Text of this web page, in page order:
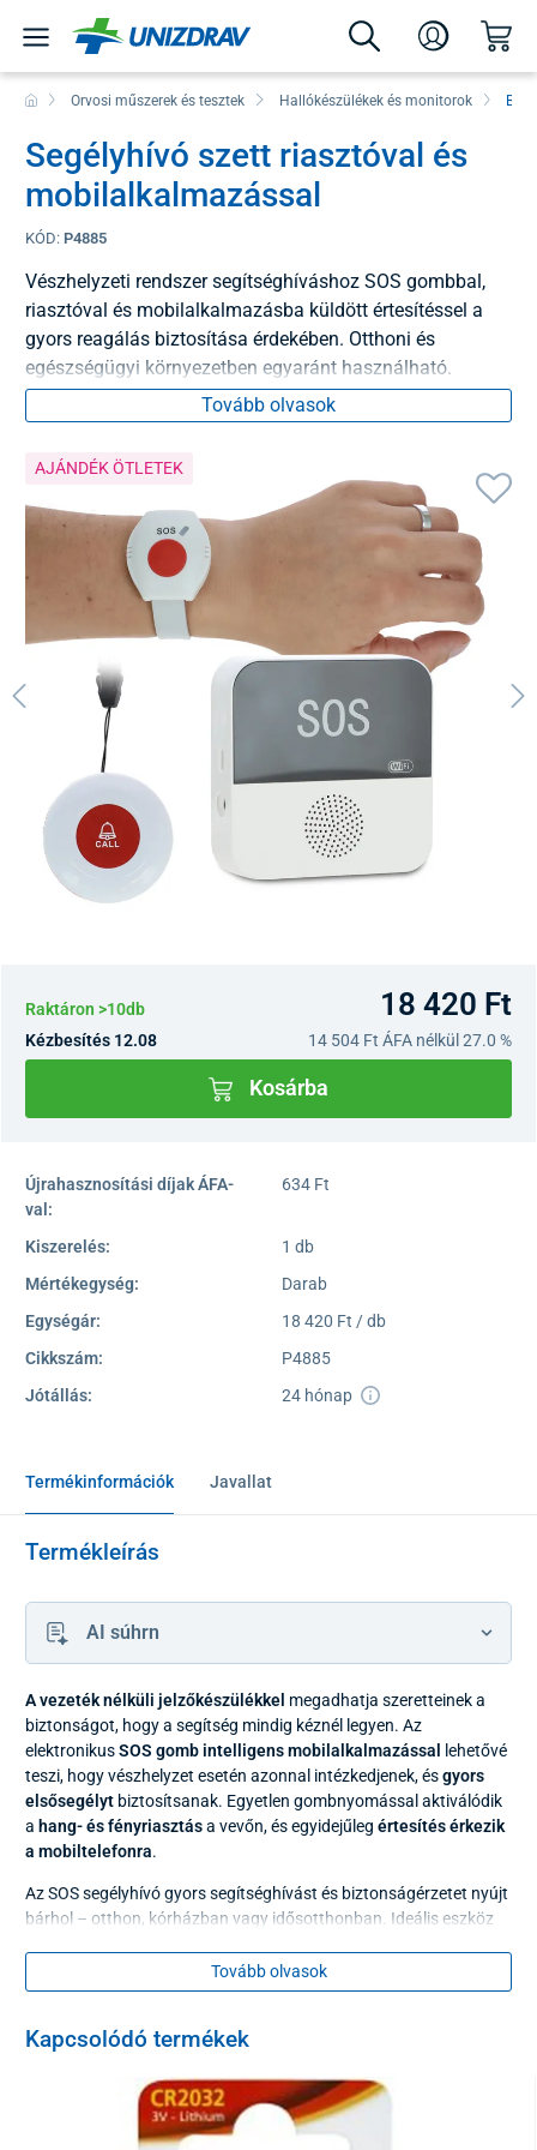
Orvosi műszerek és tesztek Hallókészülékek és monitorok
Segélyhívó szett riasztóval és
mobilalkalmazással
KÓD: P4885
Vészhelyzeti rendszer segítséghíváshoz SOS gombbal,
riasztóval és mobilalkalmazásba küldött értesítéssel a
gyors reagálás biztosítása érdekében. Otthoni és
egészségügyi környezetben egyaránt használható.
Tovább olvasok
AJÁNDÉK ÖTLETEK
Raktáron >10db 18 420 Ft
Kézbesítés 12.08 14 504 Ft ÁFA nélkül 27.0 %
Kosárba
Újrahasznosítási díjak ÁFA-
val:
634 Ft
Kiszerelés:
1 db
Mértékegység:
Darab
Egységár:
18 420 Ft / db
Cikkszám:
P4885
Jótállás:
24 hónap
Termékinformációk Javallat
Termékleírás
AI súhrn
A vezeték nélküli jelzőkészülékkel megadhatja szeretteinek a
biztonságot, hogy a segítség mindig kéznél legyen. Az
elektronikusSOS gomb intelligens mobilalkalmazással lehetővé
teszi, hogy vészhelyzet esetén azonnal intézkedjenek, ésgyors
elsősegélyt biztosítsanak. Egyetlen gombnyomással aktiválódik
a hang- és fényriasztása vevőn, és egyidejűleg értesítés érkezik
a mobiltelefonra.
Az SOS segélyhívó gyors segítséghívást és biztonságérzetet nyújt
bárhol – otthon, kórházban vagy idősotthonban. Ideális eszköz
betegeknek, várandós nőknek, de mindazoknak is, akik biztosra
akarnak menni, hogy vészhelyzet esetén azonnal segítséget
Az SOS pager megbízhatóan működik otthon és távolról
egyaránt. Két üzemmód közül választhat:
Tovább olvasok
Kapcsolódó termékek